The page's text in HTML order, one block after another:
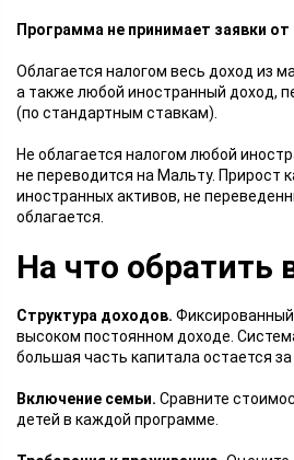
Программа не принимает заявки
Облагается налогом весь доход из
а также любой иностранный доход,
(по стандартным ставкам).
Не облагается налогом любой
не переводится на Мальту. Прирост
иностранных активов, не
облагается.
На что обратить
Структура доходов.
высоком постоянном доходе.
большая часть капитала остается
Включение семьи. Сравните
детей в каждой программе.